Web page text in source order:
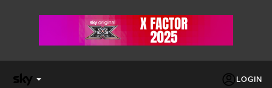
LOGIN